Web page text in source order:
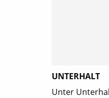
UNTERHALT
Unter